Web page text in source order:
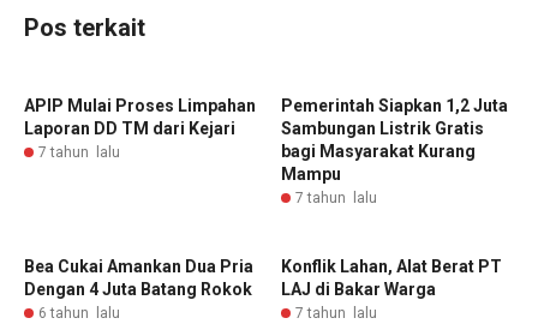
Pos terkait
APIP Mulai Proses Limpahan
Laporan DD TM dari Kejari
7 tahun lalu
Pemerintah Siapkan 1,2 Juta
Sambungan Listrik Gratis
bagi Masyarakat Kurang
Mampu
7 tahun lalu
Bea Cukai Amankan Dua Pria
Dengan 4 Juta Batang Rokok
6 tahun lalu
Konflik Lahan, Alat Berat PT
LAJ di Bakar Warga
7 tahun lalu